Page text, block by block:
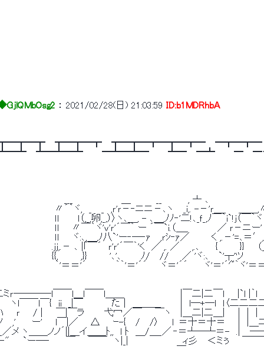
： 2021/02/28(日) 21:03:59 ID:b1MDRhbA
　 ┳━┳━┳　 ┳━┳━┳━┳━┳━　 ━┳━┳━
　 ┻━┻━┻　 　 ━┻━┻━　 　 ┻━　 ━┻　 　 ━
　　 ＿ 　　　 __　　　　, 亠 ､　　　　　　　　　＿
_　,ｒ'ｒ－‐ニニ－､ヽ　 _i,. -－'ｒ＿_ 　 ＿＿,〃－
卵,_,）〉ヽ､＿, - ､＿,ﾉﾉ‐'二!､_ｆ_,ﾉ￣｀i`!ｊ（￣｀ヾ　
ヾ'ｖ'ｒ'´￣｀ ー ´￣`i.（＿_　　　　 ／ ｒ－ニー'　　,.
,＿,ﾉ八`'ー‐─‐ｧ　 ,ｒｼ‐ｧ／ 　 　 く ,.－'=､＝′,.ィ '、
´　ｒ'ｒ'´￣｀'く　／ ,. ／ 　 ,.､　　 { 　 　 }}　　（_,ﾉ　
　　 '､'､　　　ﾉ/　 //　　／ 'ヾ:､　 `'┬'ツ　　　　
　　 ｀｀'＝'´´　　ヾ＝'´´　　 ヾ'＝'´'~｀ヾ'＝＝'´´
￣￣l＿l￣￣l＿＿　　　　　　　　  |￣二|二￣l　　|`l |｀l　|
l￣￣l￣{　ii　_|￣　　　　 た |　＿＿＿　　　|　l―+―l　ｌ〈二二
ｒ　　/ |　　￣|￣ラ　　　弋冖／￣　　￣ヽ　 |＿二|二＿|　　|　
,'　　 ー'　　l￣|／ 　 △　　ｰ-{　 /　 /〉　　l ＝十＝十＝ 　 |　|
ヽ＿＿ノノ´||＿イ＿＿ﾄ,,　l ﾄ　＿/＿_／ ‐＝┴─┴＝-　.|　
　　 ￣　　￣￣　ヽ|_|　　　　　 　 　 ィ彡　 ＜ミぅ　　￣￣